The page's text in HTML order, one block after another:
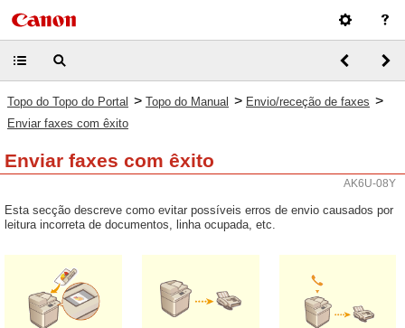
Topo do Topo do Portal > Topo do Manual > Envio/receção de faxes >
Enviar faxes com êxito
Enviar faxes com êxito
AK6U-08Y
Esta secção descreve como evitar possíveis erros de envio causados por
leitura incorreta de documentos, linha ocupada, etc.